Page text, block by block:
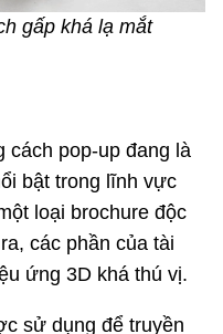
gấp khá lạ mắt
cách pop-up đang là
bật trong lĩnh vực
loại brochure độc
các phần của tài
ứng 3D khá thú vị.
sử dụng để truyền